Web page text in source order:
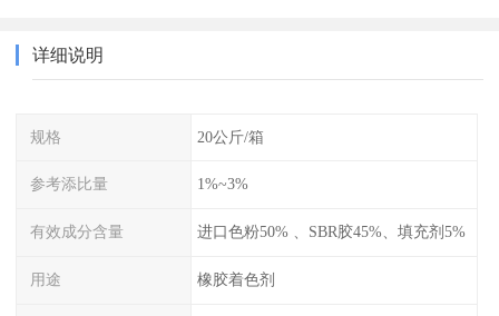
详细说明
规格 20公斤/箱
参考添比量 1%~3%
有效成分含量 进口色粉50% 、SBR胶45%、填充剂5%
用途 橡胶着色剂